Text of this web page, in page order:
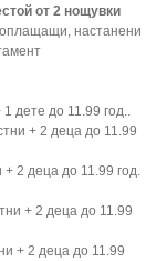
от 2 нощувки
настанени
дете до 11.99 год..
+ 2 деца до 11.99
2 деца до 11.99 год.
+ 2 деца до 11.99
+ 2 деца до 11.99